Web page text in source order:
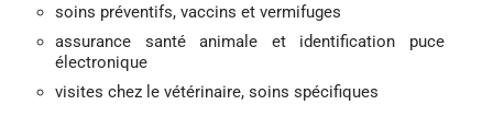
soins préventifs, vaccins et vermifuges
assurance santé animale et identification puce
électronique
visites chez le vétérinaire, soins spécifiques